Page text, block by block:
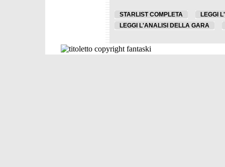
STARLIST COMPLETA
LEGGI
LEGGI L'ANALISI DELLA GARA